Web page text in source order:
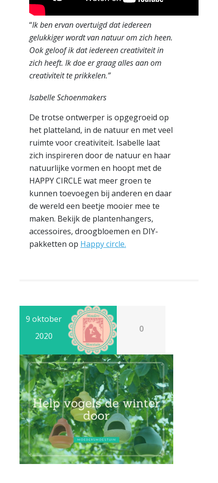
“Ik ben ervan overtuigd dat iedereen
gelukkiger wordt van natuur om zich heen.
Ook geloof ik dat iedereen creativiteit in
zich heeft. Ik doe er graag alles aan om
creativiteit te prikkelen.”
Isabelle Schoenmakers
De trotse ontwerper is opgegroeid op
het platteland, in de natuur en met veel
ruimte voor creativiteit. Isabelle laat
zich inspireren door de natuur en haar
natuurlijke vormen en hoopt met de
HAPPY CIRCLE wat meer groen te
kunnen toevoegen bij anderen en daar
de wereld een beetje mooier mee te
maken. Bekijk de plantenhangers,
accessoires, droogbloemen en DIY-
pakketten op Happy circle.
9 oktober
2020
0